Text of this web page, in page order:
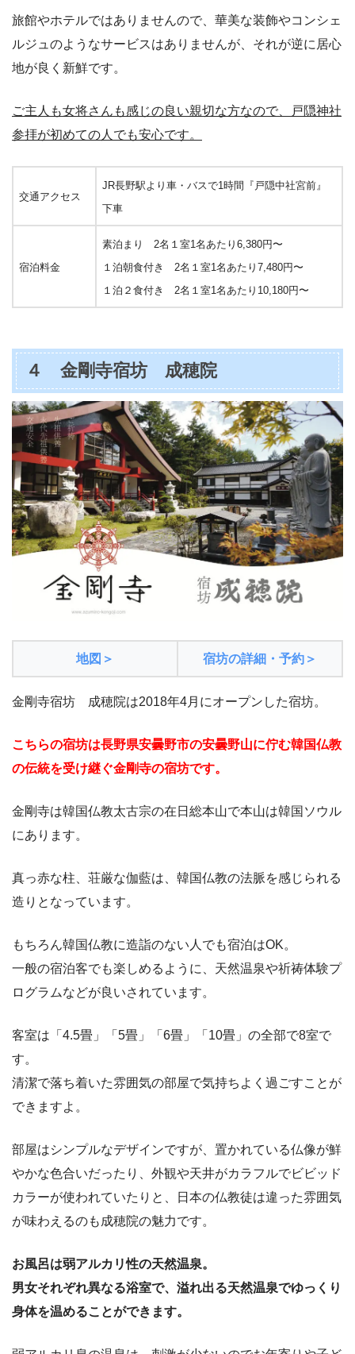
旅館やホテルではありませんので、華美な装飾やコンシェ
ルジュのようなサービスはありませんが、それが逆に居心
地が良く新鮮です。
ご主人も女将さんも感じの良い親切な方なので、戸隠神社
参拝が初めての人でも安心です。
交通アクセス
JR長野駅より車・バスで1時間『戸隠中社宮前』
下車
宿泊料金
素泊まり 2名１室1名あたり6,380円〜
１泊朝食付き 2名１室1名あたり7,480円〜
１泊２食付き 2名１室1名あたり10,180円〜
４ 金剛寺宿坊 成穂院
地図＞ 宿坊の詳細・予約＞
金剛寺宿坊 成穂院は2018年4月にオープンした宿坊。
こちらの宿坊は長野県安曇野市の安曇野山に佇む韓国仏教
の伝統を受け継ぐ金剛寺の宿坊です。
金剛寺は韓国仏教太古宗の在日総本山で本山は韓国ソウル
にあります。
真っ赤な柱、荘厳な伽藍は、韓国仏教の法脈を感じられる
造りとなっています。
もちろん韓国仏教に造詣のない人でも宿泊はOK。
一般の宿泊客でも楽しめるように、天然温泉や祈祷体験プ
ログラムなどが良いされています。
客室は「4.5畳」「5畳」「6畳」「10畳」の全部で8室で
す。
清潔で落ち着いた雰囲気の部屋で気持ちよく過ごすことが
できますよ。
部屋はシンプルなデザインですが、置かれている仏像が鮮
やかな色合いだったり、外観や天井がカラフルでビビッド
カラーが使われていたりと、日本の仏教徒は違った雰囲気
が味わえるのも成穂院の魅力です。
お風呂は弱アルカリ性の天然温泉。
男女それぞれ異なる浴室で、溢れ出る天然温泉でゆっくり
身体を温めることができます。